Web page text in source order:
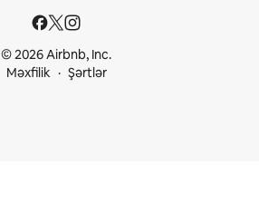
© 2026 Airbnb, Inc.
Məxfilik
Şərtlər